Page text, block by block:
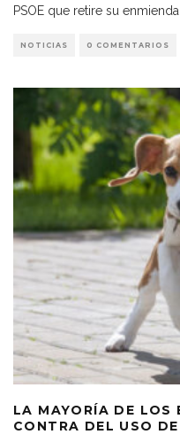
PSOE que retire su
NOTICIAS 0 COMENTARIOS
LA MAYORÍA DE LOS
CONTRA DEL USO